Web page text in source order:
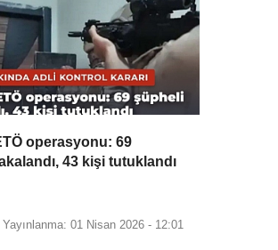
operasyonu: 69
43 kişi tutuklandı
Yayınlanma: 01 Nisan 2026 - 12:01